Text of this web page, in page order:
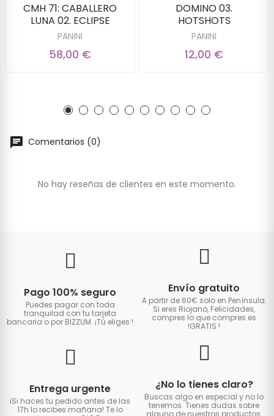
CMH 71: CABALLERO
LUNA 02. ECLIPSE
PANINI
58,00 €
DOMINO 03.
HOTSHOTS
PANINI
12,00 €
Comentarios (0)
No hay reseñas de clientes en este momento.
Pago 100% seguro
Puedes pagar con toda
tranquilad con tu tarjeta
bancaria o por BIZZUM. ¡Tú eliges !
Envío gratuito
A partir de 60€ solo en Península.
Si eres Riojano, Felicidades,
compres lo que compres es
!GRATIS !
Entrega urgente
iSi haces tu pedido antes de las
17h lo recibes mañana! Te lo
¿No lo tienes claro?
Buscas algo en especial y no lo
tenemos. Tienes dudas sobre
alguno de nuestros productos.